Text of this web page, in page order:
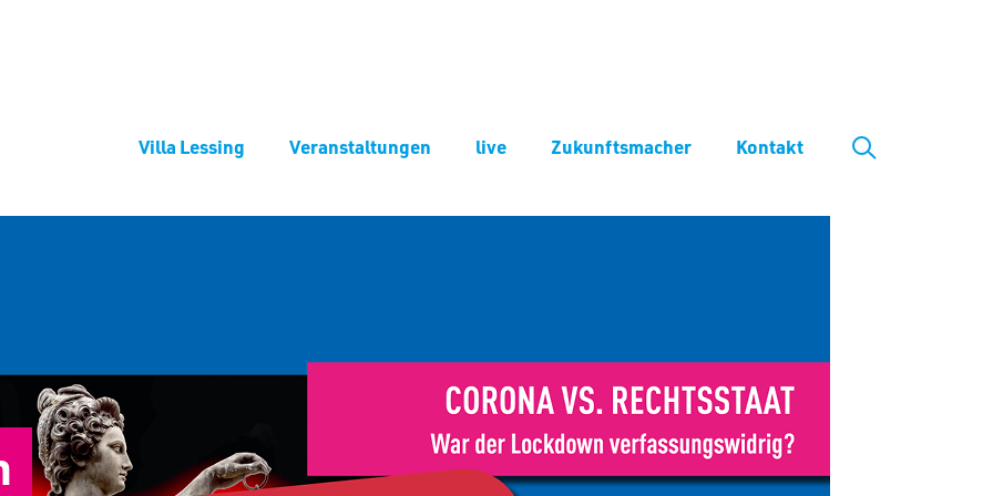
Villa Lessing Veranstaltungen live Zukunftsmacher Kontakt